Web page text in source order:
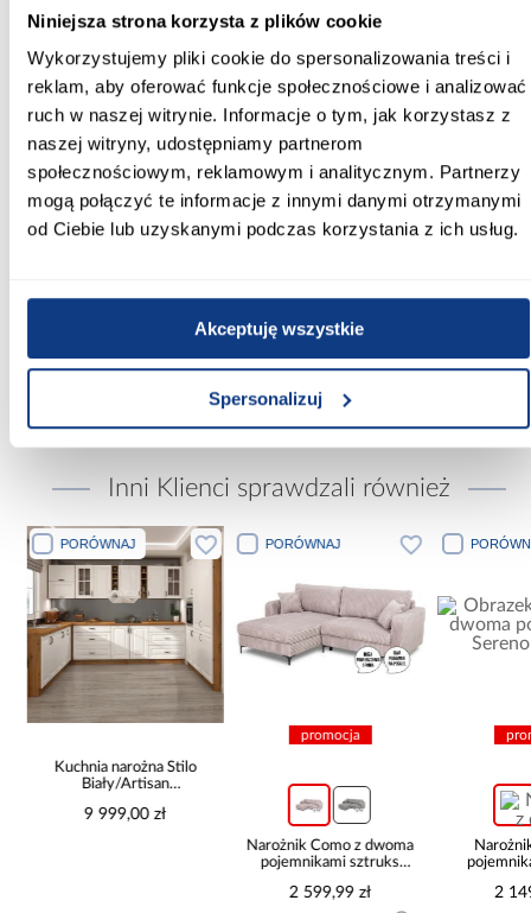
Niniejsza strona korzysta z plików cookie
Wykorzystujemy pliki cookie do spersonalizowania treści i
reklam, aby oferować funkcje społecznościowe i analizować
ruch w naszej witrynie. Informacje o tym, jak korzystasz z
naszej witryny, udostępniamy partnerom
społecznościowym, reklamowym i analitycznym. Partnerzy
mogą połączyć te informacje z innymi danymi otrzymanymi
od Ciebie lub uzyskanymi podczas korzystania z ich usług.
Akceptuję wszystkie
Spersonalizuj
Materiał stelaża:
Materiał siedziska:
tekstylen
Liczba miejsc siedzących:
4
Nie
Inni Klienci sprawdzali również
PORÓWNAJ
Kuchnia narożna Stilo
Biały/Artisan
9 999,00 zł
PORÓWNAJ
promocja
Narożnik Como z dwoma
pojemnikami sztruks
2 599,99 zł 2